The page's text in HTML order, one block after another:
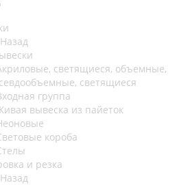
Назад
светящиеся, объемные,
светящиеся
группа
вывеска из пайеток
короба
и резка
Назад